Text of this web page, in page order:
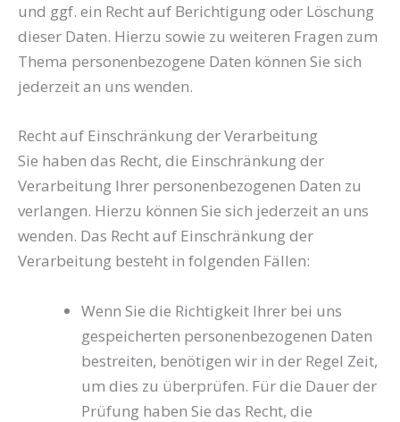
und ggf. ein Recht auf Berichtigung oder Löschung
dieser Daten. Hierzu sowie zu weiteren Fragen zum
Thema personenbezogene Daten können Sie sich
jederzeit an uns wenden.
Recht auf Einschränkung der Verarbeitung
Sie haben das Recht, die Einschränkung der
Verarbeitung Ihrer personenbezogenen Daten zu
verlangen. Hierzu können Sie sich jederzeit an uns
wenden. Das Recht auf Einschränkung der
Verarbeitung besteht in folgenden Fällen:
Wenn Sie die Richtigkeit Ihrer bei uns
gespeicherten personenbezogenen Daten
bestreiten, benötigen wir in der Regel Zeit,
um dies zu überprüfen. Für die Dauer der
Prüfung haben Sie das Recht, die